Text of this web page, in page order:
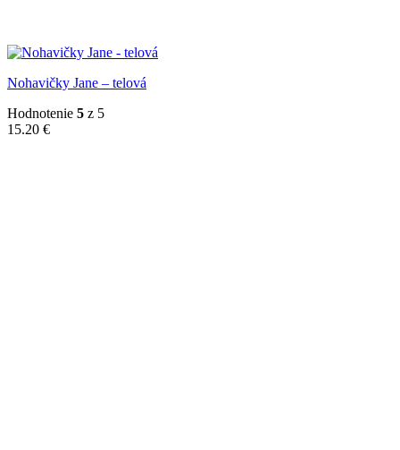
Nohavičky Jane – telová
Hodnotenie 5 z 5
15.20 €